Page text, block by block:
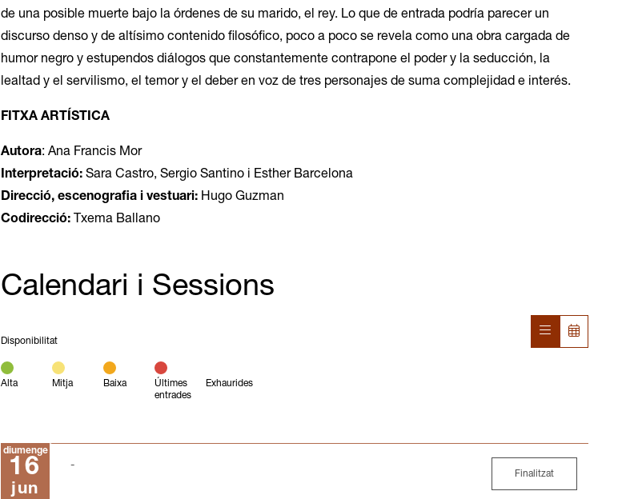
de una posible muerte bajo la órdenes de su marido, el rey. Lo que de entrada podría parecer un
discurso denso y de altísimo contenido filosófico, poco a poco se revela como una obra cargada de
humor negro y estupendos diálogos que constantemente contrapone el poder y la seducción, la
lealtad y el servilismo, el temor y el deber en voz de tres personajes de suma complejidad e interés.
FITXA ARTÍSTICA
Autora: Ana Francis Mor
Interpretació: Sara Castro, Sergio Santino i Esther Barcelona
Direcció, escenografia i vestuari: Hugo Guzman
Codirecció: Txema Ballano
Calendari i Sessions
Disponibilitat
Alta Mitja Baixa
Últimes
entrades
Exhaurides
diumenge
16
jun
Finalitzat